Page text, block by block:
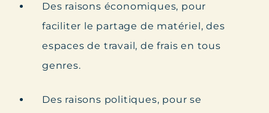
Des raisons économiques, pour
faciliter le partage de matériel, des
espaces de travail, de frais en tous
genres.
Des raisons politiques, pour se